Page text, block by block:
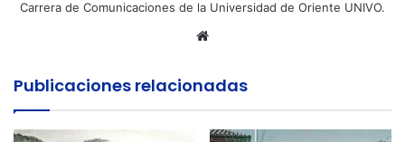
Carrera de Comunicaciones de la Universidad de Oriente UNIVO.
Sitio
Publicaciones relacionadas